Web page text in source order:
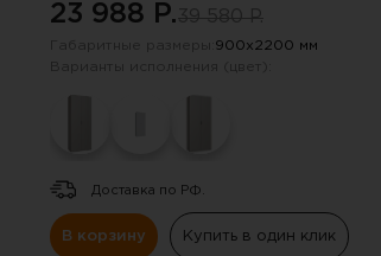
Консоли
23 988 P.
900х2200 мм
Доставка по РФ.
В корзину Купить в один клик